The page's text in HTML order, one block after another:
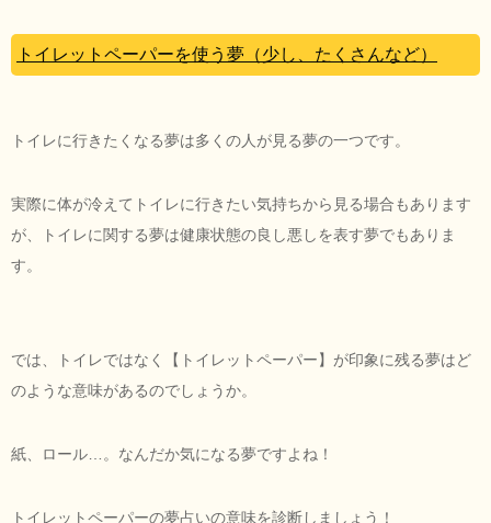
トイレットペーパーを使う夢（少し、たくさんなど）
トイレに行きたくなる夢は多くの人が見る夢の一つです。
実際に体が冷えてトイレに行きたい気持ちから見る場合もあります
が、トイレに関する夢は健康状態の良し悪しを表す夢でもありま
す。
では、トイレではなく【トイレットペーパー】が印象に残る夢はど
のような意味があるのでしょうか。
紙、ロール…。なんだか気になる夢ですよね！
トイレットペーパーの夢占いの意味を診断しましょう！